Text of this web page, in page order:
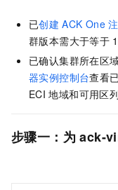
已创建 ACK One
群版本需大于等于
已确认集群所在区
器实例控制台查看
ECI 地域和可用区
步骤一：为 ack-